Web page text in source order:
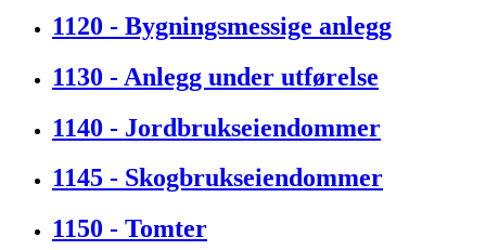
1120 - Bygningsmessige anlegg
1130 - Anlegg under utførelse
1140 - Jordbrukseiendommer
1145 - Skogbrukseiendommer
1150 - Tomter